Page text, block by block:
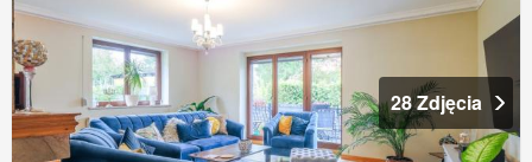
28 Zdjęcia